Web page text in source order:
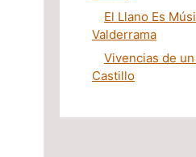
El Llano Es
Valderrama
Vivencias de
Castillo